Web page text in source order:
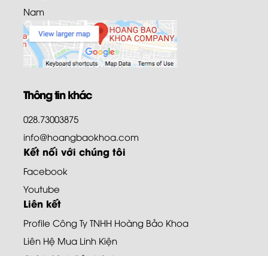
Nam
Thông tin khác
028.73003875
info@hoangbaokhoa.com
Kết nối với chúng tôi
Facebook
Youtube
Liên kết
Profile Công Ty TNHH Hoàng Bảo Khoa
Liên Hệ Mua Linh Kiện